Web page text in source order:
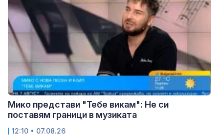
Мико представи "Тебе викам": Не си
поставям граници в музиката
12:10 • 07.08.26